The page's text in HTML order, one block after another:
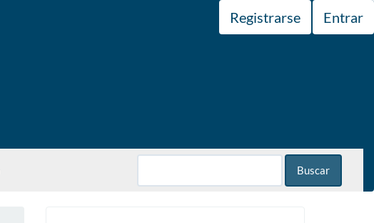
Registrarse Entrar
Buscar